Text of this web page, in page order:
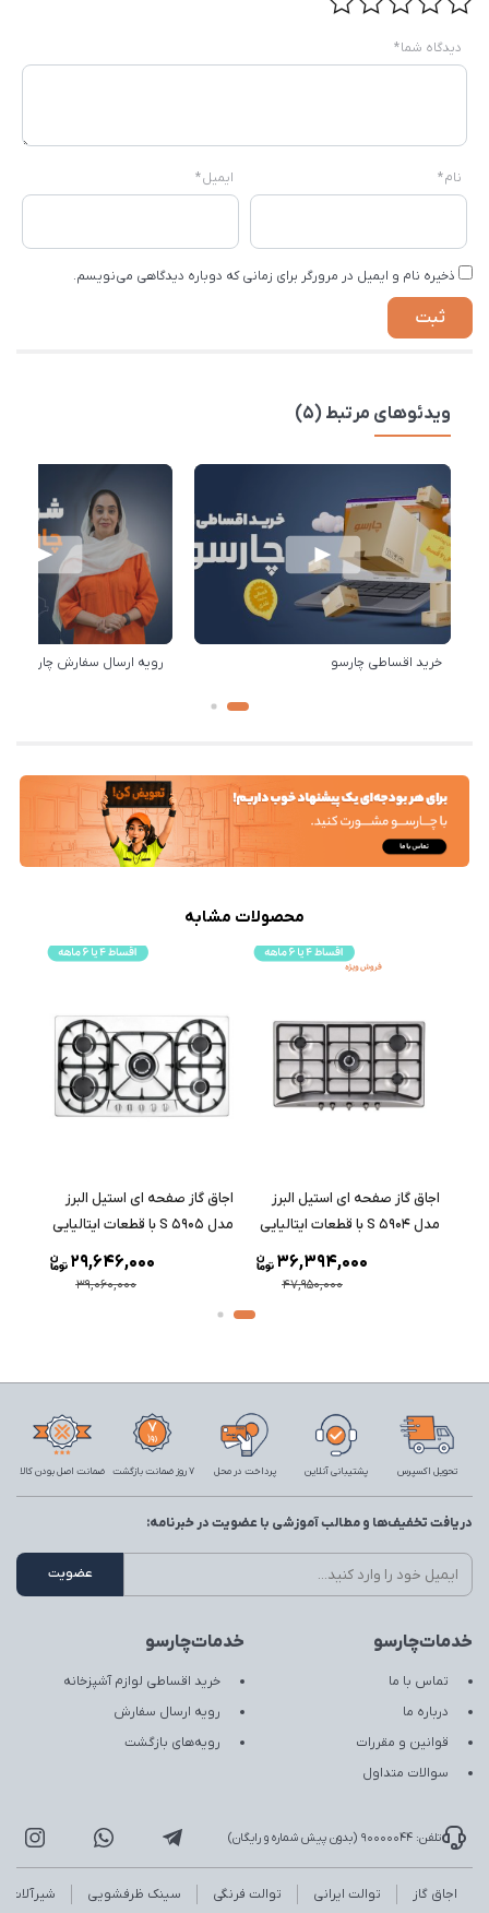
دیدگاه شما*
نام* ایمیل*
ذخیره نام و ایمیل در مرورگر برای زمانی که دوباره دیدگاهی می‌نویسم.
ویدئوهای مرتبط (5)
خرید اقساطی چارسو رویه ارسال سفارش چارسو
محصولات مشابه
اجاق گاز صفحه ای استیل البرز
مدل S 5904 با قطعات ایتالیایی
47,950,000
36,394,000
اجاق گاز صفحه ای استیل البرز
مدل S 5905 با قطعات ایتالیایی
39,060,000
29,646,000
تحویل اکسپرس پشتیبانی آنلاین پرداخت در محل 7 روز ضمانت بازگشت ضمانت اصل بودن کالا
خدمات‌چارسو
تماس با ما
درباره ما
قوانین و مقررات
سوالات متداول
خدمات‌چارسو
خرید اقساطی لوازم آشپزخانه
رویه ارسال سفارش
رویه‌های بازگشت
دریافت تخفیف‌ها و مطالب آموزشی با عضویت در خبرنامه:
تلفن: 90000044 (بدون پیش شماره و رایگان)
اجاق گاز توالت ایرانی توالت فرنگی سینک ظرفشویی شیرآلات